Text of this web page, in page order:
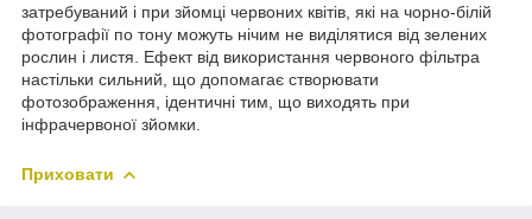
затребуваний і при зйомці червоних квітів, які на чорно-білій
фотографії по тону можуть нічим не виділятися від зелених
рослин і листя. Ефект від використання червоного фільтра
настільки сильний, що допомагає створювати
фотозображення, ідентичні тим, що виходять при
інфрачервоної зйомки.
Приховати